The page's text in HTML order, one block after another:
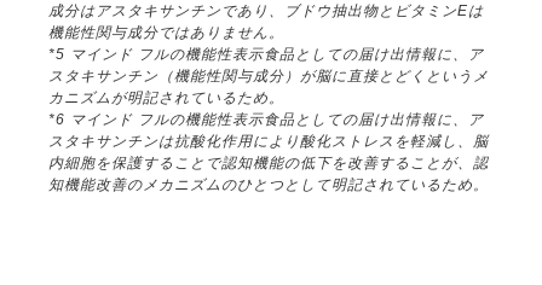
成分はアスタキサンチンであり、ブドウ抽出物とビタミンEは
機能性関与成分ではありません。
*5 マインド フルの機能性表示食品としての届け出情報に、ア
スタキサンチン（機能性関与成分）が脳に直接とどくというメ
カニズムが明記されているため。
*6 マインド フルの機能性表示食品としての届け出情報に、ア
スタキサンチンは抗酸化作用により酸化ストレスを軽減し、脳
内細胞を保護することで認知機能の低下を改善することが、認
知機能改善のメカニズムのひとつとして明記されているため。